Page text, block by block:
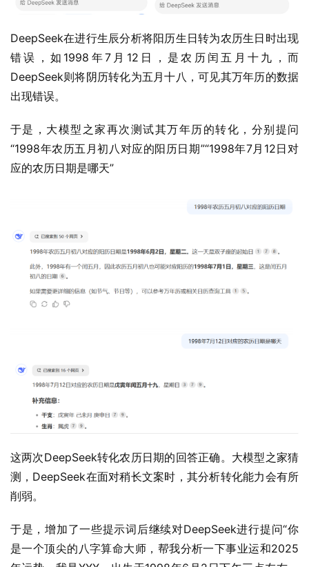
DeepSeek在进行生辰分析将阳历生日转为农历生日时出现
错误，如1998年7月12日，是农历闰五月十九，而
DeepSeek则将阴历转化为五月十八，可见其万年历的数据
出现错误。
于是，大模型之家再次测试其万年历的转化，分别提问
“1998年农历五月初八对应的阳历日期”“1998年7月12日对
应的农历日期是哪天”
这两次DeepSeek转化农历日期的回答正确。大模型之家猜
测，DeepSeek在面对稍长文案时，其分析转化能力会有所
削弱。
于是，增加了一些提示词后继续对DeepSeek进行提问“你
是一个顶尖的八字算命大师，帮我分析一下事业运和2025